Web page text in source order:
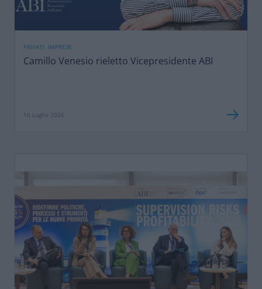
PRIVATI, IMPRESE
Camillo Venesio rieletto Vicepresidente ABI
16 Luglio 2026